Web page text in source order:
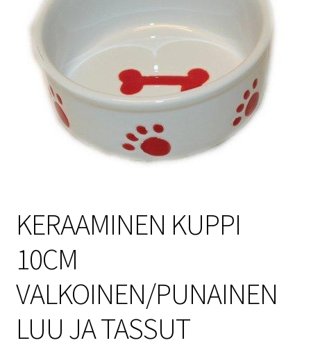
Sulo
Tietosuojaseloste
Toimitusehdot
KERAAMINEN KUPPI
10CM
VALKOINEN/PUNAINEN
LUU JA TASSUT